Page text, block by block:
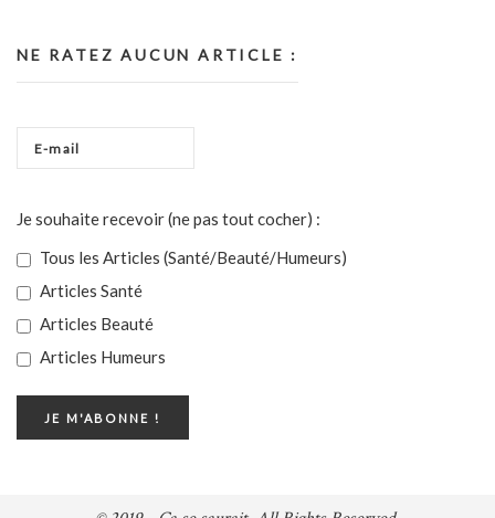
NE RATEZ AUCUN ARTICLE :
Je souhaite recevoir (ne pas tout cocher) :
Tous les Articles (Santé/Beauté/Humeurs)
Articles Santé
Articles Beauté
Articles Humeurs